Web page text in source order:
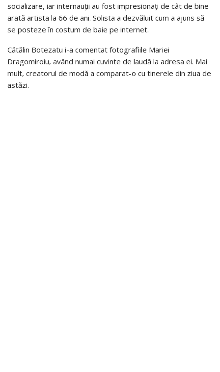
socializare, iar internauții au fost impresionați de cât de bine
arată artista la 66 de ani. Solista a dezvăluit cum a ajuns să
se posteze în costum de baie pe internet.
Cătălin Botezatu i-a comentat fotografiile Mariei
Dragomiroiu, având numai cuvinte de laudă la adresa ei. Mai
mult, creatorul de modă a comparat-o cu tinerele din ziua de
astăzi.